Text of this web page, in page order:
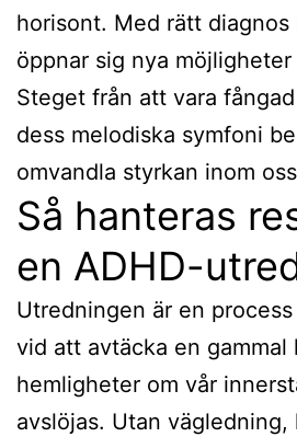
horisont. Med rätt diagnos
öppnar sig nya
Steget från att vara
dess melodiska symfoni
omvandla styrkan inom
Så hanteras
en ADHD-
Utredningen är en
vid att avtäcka en gammal
hemligheter om vår
avslöjas. Utan